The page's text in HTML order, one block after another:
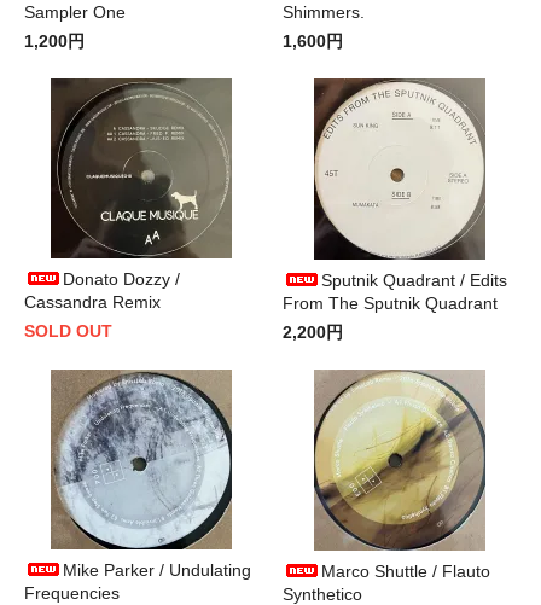
Sampler One
1,200円
Shimmers.
1,600円
Donato Dozzy /
Cassandra Remix
SOLD OUT
Sputnik Quadrant / Edits
From The Sputnik Quadrant
2,200円
Mike Parker / Undulating
Frequencies
Marco Shuttle / Flauto
Synthetico